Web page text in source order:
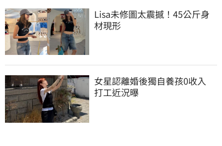
Lisa未修圖太震撼！45公斤身
材現形
女星認離婚後獨自養孩0收入
打工近況曝